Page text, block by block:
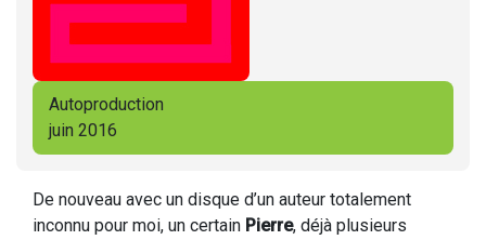
Autoproduction
juin 2016
De nouveau avec un disque d’un auteur totalement
inconnu pour moi, un certain Pierre, déjà plusieurs